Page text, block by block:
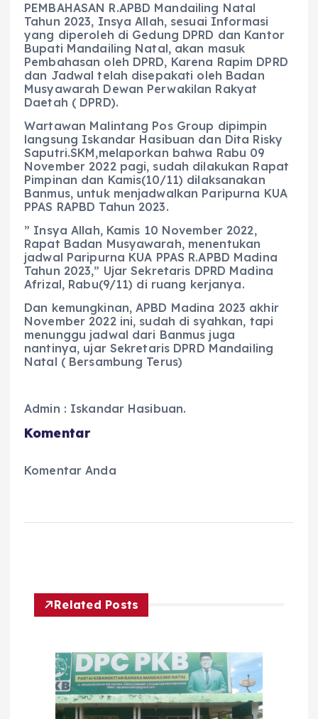
PEMBAHASAN R.APBD Mandailing Natal
Tahun 2023, Insya Allah, sesuai Informasi
yang diperoleh di Gedung DPRD dan Kantor
Bupati Mandailing Natal, akan masuk
Pembahasan oleh DPRD, Karena Rapim DPRD
dan Jadwal telah disepakati oleh Badan
Musyawarah Dewan Perwakilan Rakyat
Daetah ( DPRD).
Wartawan Malintang Pos Group dipimpin
langsung Iskandar Hasibuan dan Dita Risky
Saputri.SKM,melaporkan bahwa Rabu 09
November 2022 pagi, sudah dilakukan Rapat
Pimpinan dan Kamis(10/11) dilaksanakan
Banmus, untuk menjadwalkan Paripurna KUA
PPAS RAPBD Tahun 2023.
” Insya Allah, Kamis 10 November 2022,
Rapat Badan Musyawarah, menentukan
jadwal Paripurna KUA PPAS R.APBD Madina
Tahun 2023,” Ujar Sekretaris DPRD Madina
Afrizal, Rabu(9/11) di ruang kerjanya.
Dan kemungkinan, APBD Madina 2023 akhir
November 2022 ini, sudah di syahkan, tapi
menunggu jadwal dari Banmus juga
nantinya, ujar Sekretaris DPRD Mandailing
Natal ( Bersambung Terus)
Admin : Iskandar Hasibuan.
Komentar
Komentar Anda
Related Posts